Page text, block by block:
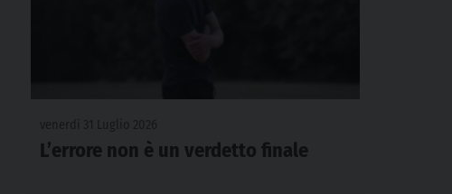
L’errore non è un verdetto finale